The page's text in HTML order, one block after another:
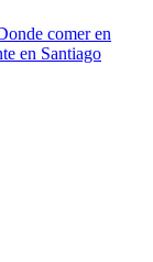
comer en
en Santiago